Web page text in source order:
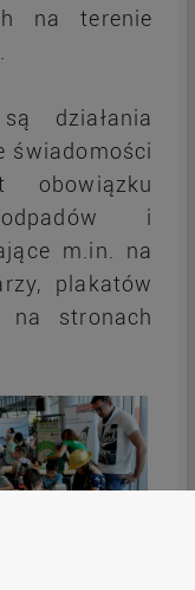
na terenie
działania
świadomości
obowiązku
i
m.in. na
plakatów
na stronach